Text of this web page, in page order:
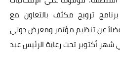
ترويج مكثف بالتعاون مع
فضلاً عن تنظيم مؤتمر ومعرض دولي
شهر أكتوبر تحت رعاية الرئيس عبد